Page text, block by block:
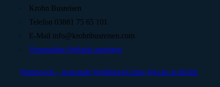
Krohn Busreisen
Telefon 03881 75 65 101
E-Mail info@krohnbusreisen.com
Veranstalter-Website anzeigen
Winterwelt – Autostadt WolfsburgGrüne Woche in Berlin